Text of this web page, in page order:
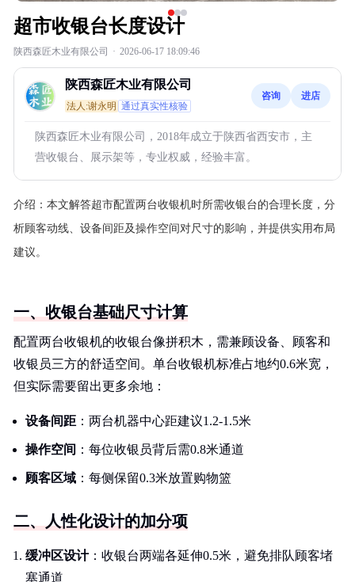
超市收银台长度设计
陕西森匠木业有限公司 · 2026-06-17 18:09:46
陕西森匠木业有限公司
法人:谢永明 通过真实性核验
咨询 进店
陕西森匠木业有限公司，2018年成立于陕西省西安市，主
营收银台、展示架等，专业权威，经验丰富。
介绍： 本文解答超市配置两台收银机时所需收银台的合理长度，分
析顾客动线、设备间距及操作空间对尺寸的影响，并提供实用布局
建议。
一、收银台基础尺寸计算
配置两台收银机的收银台像拼积木，需兼顾设备、顾客和
收银员三方的舒适空间。单台收银机标准占地约0.6米宽，
但实际需要留出更多余地：
设备间距 ：两台机器中心距建议1.2-1.5米
操作空间 ：每位收银员背后需0.8米通道
顾客区域 ：每侧保留0.3米放置购物篮
二、人性化设计的加分项
缓冲区设计：收银台两端各延伸0.5米，避免排队顾客堵
塞通道